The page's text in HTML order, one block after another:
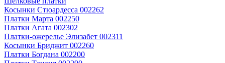
Косынки Стюардесса 002262
Платки Марта 002250
Платки Агата 002302
Платки-ожерелье Элизабет 002311
Косынки Бриджит 002260
Платки Богдана 002200